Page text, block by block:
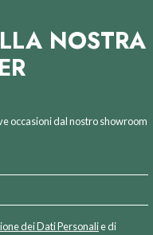
NOSTRA
occasioni dal nostro showroom
dei Dati Personalie di